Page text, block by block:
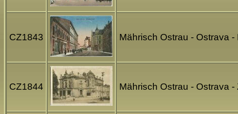
CZ1843 Mährisch Ostrau - Ostrava
CZ1844 Mährisch Ostrau - Ostrava